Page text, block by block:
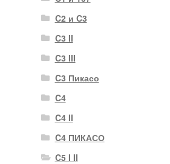
C2 и C3
C3 II
C3 III
C3 Пикасо
C4
C4 II
C4 ПИКАСО
C5 I II